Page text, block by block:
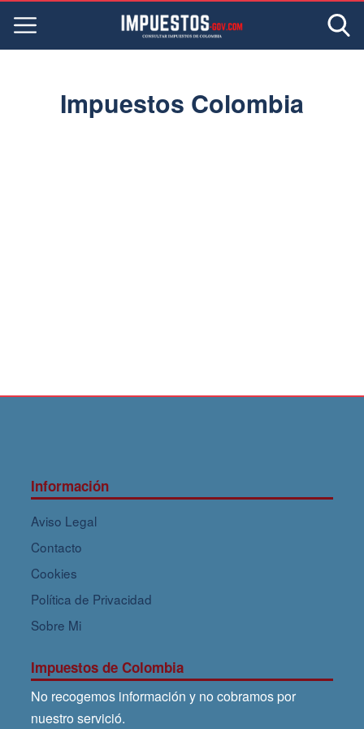
Impuestos Colombia
Información
Aviso Legal
Contacto
Cookies
Política de Privacidad
Sobre Mi
Impuestos de Colombia
No recogemos información y no cobramos por
nuestro servició.